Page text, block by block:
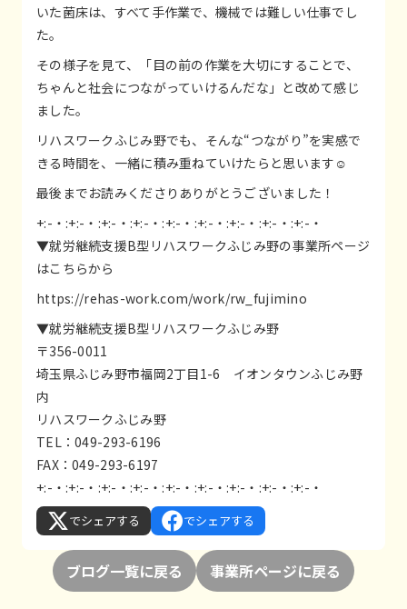
いた菌床は、すべて手作業で、機械では難しい仕事でし
た。
その様子を見て、「目の前の作業を大切にすることで、
ちゃんと社会につながっていけるんだな」と改めて感じ
ました。
リハスワークふじみ野でも、そんな“つながり”を実感で
きる時間を、一緒に積み重ねていけたらと思います☺️
最後までお読みくださりありがとうございました！
+:-・:+:-・:+:-・:+:-・:+:-・:+:-・:+:-・:+:-・:+:-・
▼就労継続支援B型リハスワークふじみ野の事業所ページ
はこちらから
https://rehas-work.com/work/rw_fujimino
▼就労継続支援B型リハスワークふじみ野
〒356-0011
埼玉県ふじみ野市福岡2丁目1-6 イオンタウンふじみ野
内
リハスワークふじみ野
TEL：049-293-6196
FAX：049-293-6197
+:-・:+:-・:+:-・:+:-・:+:-・:+:-・:+:-・:+:-・:+:-・
でシェアする でシェアする
ブログ一覧に戻る 事業所ページに戻る